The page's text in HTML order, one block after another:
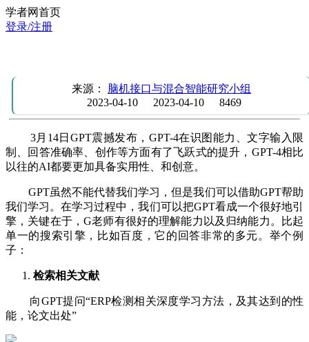
学者网首页
登录/注册
来源： 脑机接口与混合智能研究小组
2023-04-10
2023-04-10 8469
3月14日GPT震撼发布，GPT-4在识图能力、文字输入限
制、回答准确率、创作等方面有了飞跃式的提升，GPT-4相比
以往的AI都要更加具备实用性、和创意。
GPT虽然不能代替我们学习，但是我们可以借助GPT帮助
我们学习。在学习过程中，我们可以把GPT看成一个很好地引
擎，关键在于，G老师有很好的理解能力以及归纳能力。比起
单一的搜索引擎，比如百度，它的回答非常的多元。举个例
子：
检索相关文献
向GPT提问“ERP检测相关深度学习方法，及其达到的性
能，论文出处”